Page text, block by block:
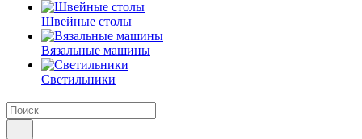
Швейные столы
Вязальные машины
Светильники